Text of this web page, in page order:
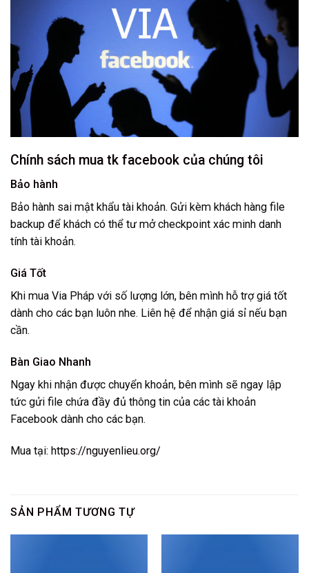
Chính sách mua tk facebook của chúng tôi
Bảo hành
Bảo hành sai mật khẩu tài khoản. Gửi kèm khách hàng file
backup để khách có thể tư mở checkpoint xác minh danh
tính tài khoản.
Giá Tốt
Khi mua Via Pháp với số lượng lớn, bên mình hỗ trợ giá tốt
dành cho các bạn luôn nhe. Liên hệ để nhận giá sỉ nếu bạn
cần.
Bàn Giao Nhanh
Ngay khi nhận được chuyển khoản, bên mình sẽ ngay lập
tức gửi file chứa đầy đủ thông tin của các tài khoản
Facebook dành cho các bạn.
Mua tại: https://nguyenlieu.org/
SẢN PHẨM TƯƠNG TỰ